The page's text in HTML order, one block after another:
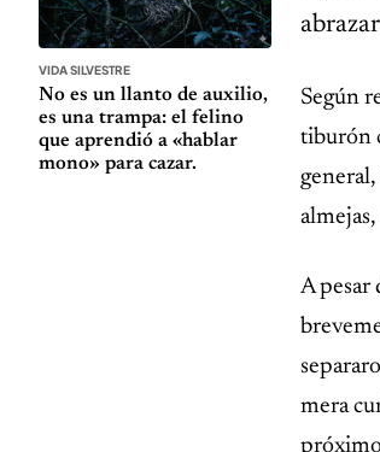
VIDA SILVESTRE
No es un llanto de auxilio,
es una trampa: el felino
que aprendió a «hablar
mono» para cazar.
Según
tiburón
A pesar
mera